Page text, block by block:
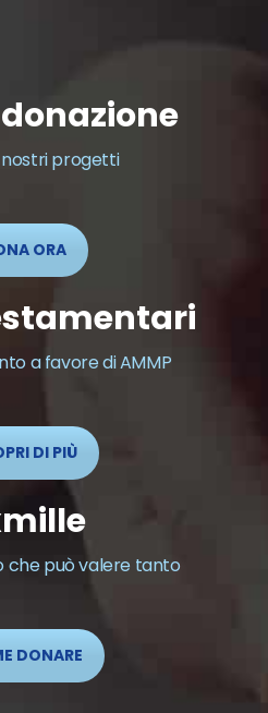
nostri progetti
ORA
a favore di AMMP
DI PIÙ
che può valere tanto
DONARE